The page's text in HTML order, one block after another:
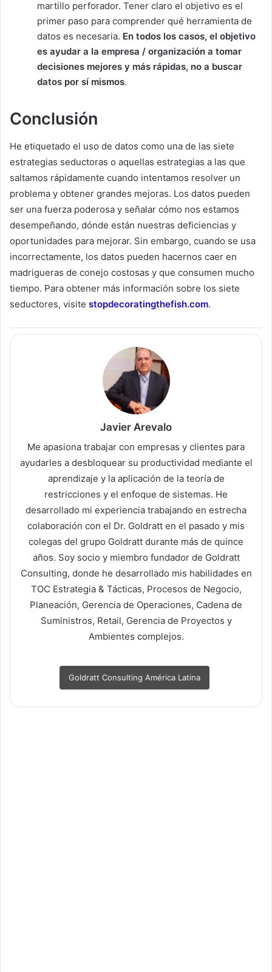
martillo perforador. Tener claro el objetivo es el
primer paso para comprender qué herramienta de
datos es necesaria. En todos los casos, el objetivo
es ayudar a la empresa / organización a tomar
decisiones mejores y más rápidas, no a buscar
datos por sí mismos.
Conclusión
He etiquetado el uso de datos como una de las siete
estrategias seductoras o aquellas estrategias a las que
saltamos rápidamente cuando intentamos resolver un
problema y obtener grandes mejoras. Los datos pueden
ser una fuerza poderosa y señalar cómo nos estamos
desempeñando, dónde están nuestras deficiencias y
oportunidades para mejorar. Sin embargo, cuando se usa
incorrectamente, los datos pueden hacernos caer en
madrigueras de conejo costosas y que consumen mucho
tiempo. Para obtener más información sobre los siete
seductores, visite stopdecoratingthefish.com.
Javier Arevalo
Me apasiona trabajar con empresas y clientes para
ayudarles a desbloquear su productividad mediante el
aprendizaje y la aplicación de la teoría de
restricciones y el enfoque de sistemas. He
desarrollado mi experiencia trabajando en estrecha
colaboración con el Dr. Goldratt en el pasado y mis
colegas del grupo Goldratt durante más de quince
años. Soy socio y miembro fundador de Goldratt
Consulting, donde he desarrollado mis habilidades en
TOC Estrategia & Tácticas, Procesos de Negocio,
Planeación, Gerencia de Operaciones, Cadena de
Suministros, Retail, Gerencia de Proyectos y
Ambientes complejos.
Goldratt Consulting América Latina